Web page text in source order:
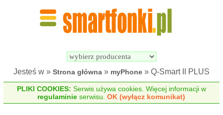
Jesteś w » Strona główna » myPhone » Q-Smart II PLUS
PLIKI COOKIES: Serwis używa cookies. Więcej informacji w
regulaminie serwisu.OK (wyłącz komunikat)